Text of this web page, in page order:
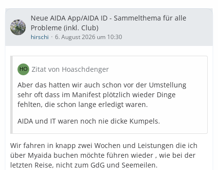
Neue AIDA App/AIDA ID - Sammelthema für alle
Probleme (inkl. Club)
hirschi 6. August 2026 um 10:30
Zitat von Hoaschdenger
Aber das hatten wir auch schon vor der Umstellung
sehr oft dass im Manifest plötzlich wieder Dinge
fehlten, die schon lange erledigt waren.
AIDA und IT waren noch nie dicke Kumpels.
Wir fahren in knapp zwei Wochen und Leistungen die ich
über Myaida buchen möchte führen wieder , wie bei der
letzten Reise, nicht zum GdG und Seemeilen.